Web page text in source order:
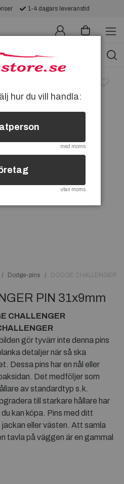
1-4 dagars leveranstid
Dodge-pins DODGE CHALLENGER
PIN 31x9mm
CHALLENGER
gör tyvärr inte denna pins
detaljer när så ska
Dessa pins har en nål eller
Det medföljer som
av standardtyp s.k.
till starkare hållare har
kan köpa. Pins med ditt
eller västen. Att samla
tavla på väggen är en gammal
hur du vill handla:
med moms
utan moms